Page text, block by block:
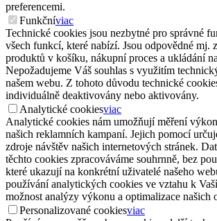
preferencemi.
Funkčníviac
Technické cookies jsou nezbytné pro správné
všech funkcí, které nabízí. Jsou odpovědné mj.
produktů v košíku, nákupní proces a ukládání
Nepožadujeme Váš souhlas s využitím
našem webu. Z tohoto důvodu technické
individuálně deaktivovány nebo aktivovány.
Analytické cookiesviac
Analytické cookies nám umožňují měření
našich reklamních kampaní. Jejich pomocí
zdroje návštěv našich internetových stránek.
těchto cookies zpracováváme souhrnně, bez
které ukazují na konkrétní uživatelé našeho
používání analytických cookies ve vztahu k
možnost analýzy výkonu a optimalizace našich
Personalizované cookiesviac